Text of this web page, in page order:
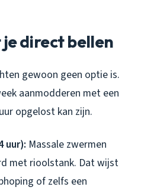
direct bellen
gewoon geen optie is.
aanmodderen met een
opgelost kan zijn.
uur): Massale zwermen
met rioolstank. Dat wijst
of zelfs een